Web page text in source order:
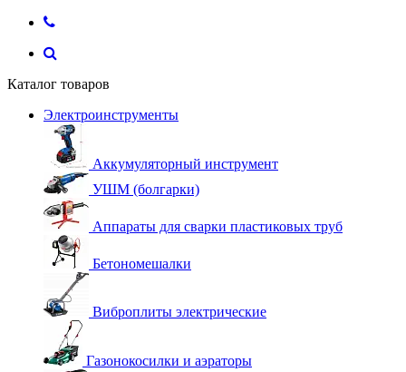
Каталог товаров
Электроинструменты
Аккумуляторный инструмент
УШМ (болгарки)
Аппараты для сварки пластиковых труб
Бетономешалки
Виброплиты электрические
Газонокосилки и аэраторы